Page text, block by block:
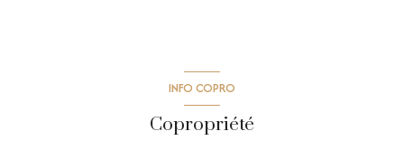
INFO COPRO
Copropriété